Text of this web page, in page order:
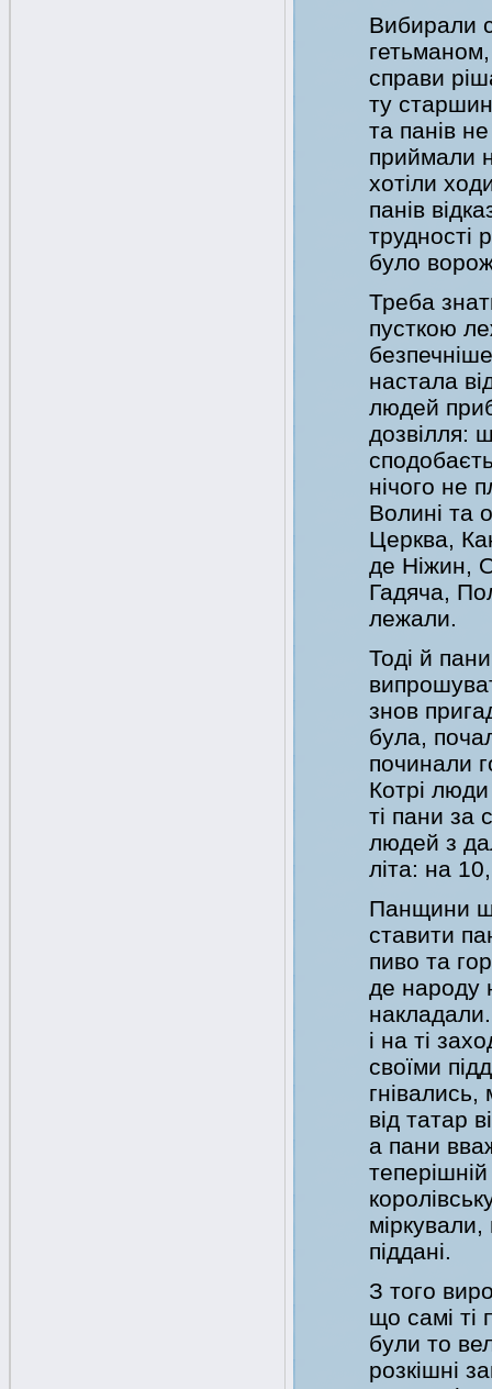
Вибирали
гетьманом,
справи
ту
та панів
приймали
хотіли
панів
трудності
було
Треба
пусткою
настала
людей
дозвілля:
нічого не
Волині та
Церква,
де Ніжин,
Гадяча,
лежали.
Тоді й
знов
була,
починали
Котрі
ті пани за
людей з
літа: на
Панщини
ставити
пиво та
де народу
і на ті
своїми
від татар
а пани
піддані.
З того
що самі ті
були то
розкішні